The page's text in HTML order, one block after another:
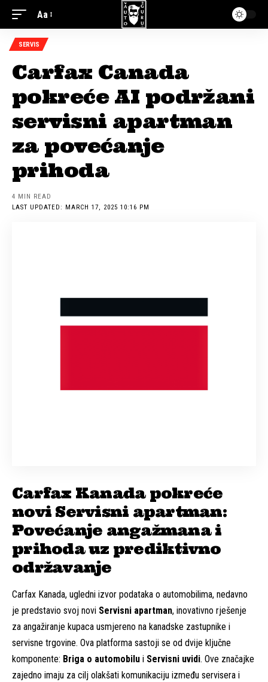
Aa
SERVIS
Carfax Canada
pokreće AI podržani
servisni apartman
za povećanje
prihoda
LAST UPDATED: MARCH 17, 2025 10:16 PM
4 MIN READ
Carfax Kanada pokreće
novi Servisni apartman:
Povećanje angažmana i
prihoda uz prediktivno
održavanje
Carfax Kanada, ugledni izvor podataka o automobilima, nedavno
je predstavio svoj novi Servisni apartman, inovativno rješenje
za angažiranje kupaca usmjereno na kanadske zastupnike i
servisne trgovine. Ova platforma sastoji se od dvije ključne
komponente: Briga o automobilu i Servisni uvidi. Ove značajke
zajedno imaju za cilj olakšati komunikaciju između servisera i